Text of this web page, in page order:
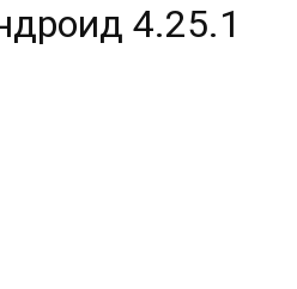
4.25.1